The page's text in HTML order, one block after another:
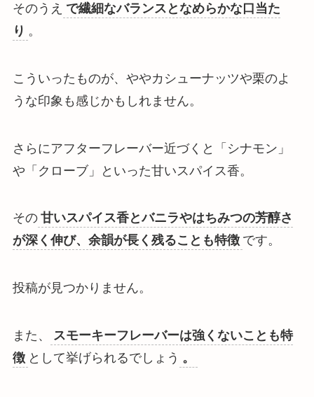
そのうえ で繊細なバランスとなめらかな口当た
り 。
こういったものが、ややカシューナッツや栗のよ
うな印象も感じかもしれません。
さらにアフターフレーバー近づくと「シナモン」
や「クローブ」といった甘いスパイス香。
その 甘いスパイス香とバニラやはちみつの芳醇さ
が深く伸び、余韻が長く残ることも特徴 です。
投稿が見つかりません。
また、
スモーキーフレーバーは強くないことも特
徴 として挙げられるでしょう 。